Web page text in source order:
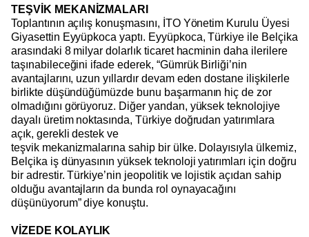
TEŞVİK MEKANİZMALARI
Toplantının açılış konuşmasını, İTO Yönetim Kurulu Üyesi
Giyasettin Eyyüpkoca yaptı. Eyyüpkoca, Türkiye ile Belçika
arasındaki 8 milyar dolarlık ticaret hacminin daha ilerilere
taşınabileceğini ifade ederek, “Gümrük Birliği’nin
avantajlarını, uzun yıllardır devam eden dostane ilişkilerle
birlikte düşündüğümüzde bunu başarmanın hiç de zor
olmadığını görüyoruz. Diğer yandan, yüksek teknolojiye
dayalı üretim noktasında, Türkiye doğrudan yatırımlara
açık, gerekli destek ve
teşvik mekanizmalarına sahip bir ülke. Dolayısıyla ülkemiz,
Belçika iş dünyasının yüksek teknoloji yatırımları için doğru
bir adrestir. Türkiye’nin jeopolitik ve lojistik açıdan sahip
olduğu avantajların da bunda rol oynayacağını
düşünüyorum” diye konuştu.
VİZEDE KOLAYLIK